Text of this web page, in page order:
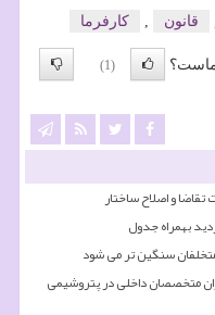
قانون , كارفرما
(1)
بهمراه جدول
سنگین تر می شود
متخصصان داخلی در پتروشیمی